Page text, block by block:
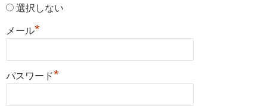
選択しない
メール*
パスワード*